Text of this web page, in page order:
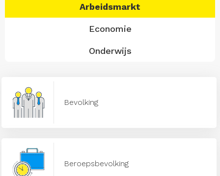
Arbeidsmarkt
Economie
Onderwijs
Bevolking
Beroepsbevolking